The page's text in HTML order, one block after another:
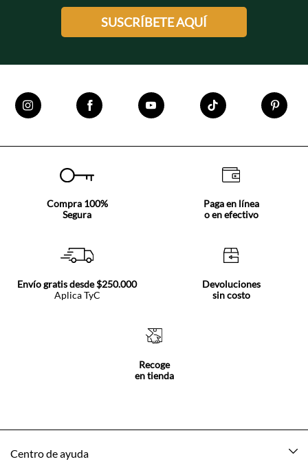
SUSCRÍBETE AQUÍ
Compra 100%
Segura
Paga en línea
o en efectivo
Envío gratis desde $250.000
Aplica TyC
Devoluciones
sin costo
Recoge
en tienda
Centro de ayuda